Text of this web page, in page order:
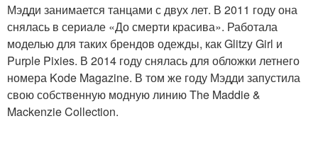
Мэдди занимается танцами с двух лет. В 2011 году она
снялась в сериале «До смерти красива». Работала
моделью для таких брендов одежды, как Glitzy Girl и
Purple Pixies. В 2014 году снялась для обложки летнего
номера Kode Magazine. В том же году Мэдди запустила
свою собственную модную линию The Maddie &
Mackenzie Collection.